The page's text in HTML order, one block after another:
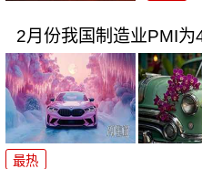
2月份我国制造业PMI为
最热